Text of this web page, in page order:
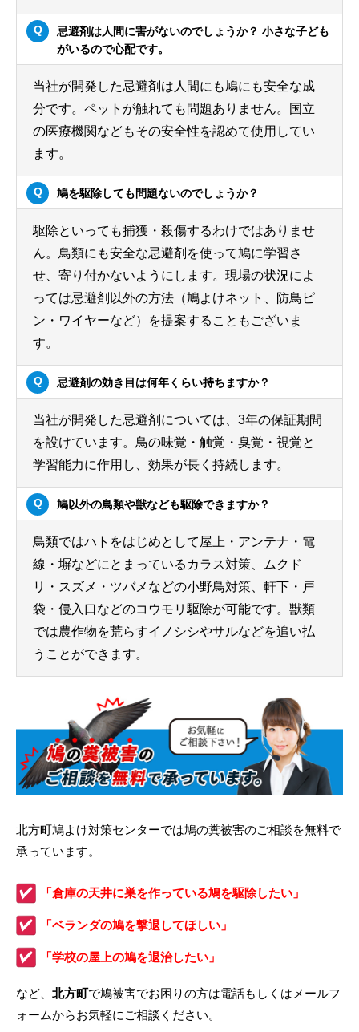
忌避剤は人間に害がないのでしょうか？ 小さな子ども
がいるので心配です。
当社が開発した忌避剤は人間にも鳩にも安全な成
分です。ペットが触れても問題ありません。国立
の医療機関などもその安全性を認めて使用してい
ます。
鳩を駆除しても問題ないのでしょうか？
駆除といっても捕獲・殺傷するわけではありませ
ん。鳥類にも安全な忌避剤を使って鳩に学習さ
せ、寄り付かないようにします。現場の状況によ
っては忌避剤以外の方法（鳩よけネット、防鳥ピ
ン・ワイヤーなど）を提案することもございま
す。
忌避剤の効き目は何年くらい持ちますか？
当社が開発した忌避剤については、3年の保証期間
を設けています。鳥の味覚・触覚・臭覚・視覚と
学習能力に作用し、効果が長く持続します。
鳩以外の鳥類や獣なども駆除できますか？
鳥類ではハトをはじめとして屋上・アンテナ・電
線・塀などにとまっているカラス対策、ムクド
リ・スズメ・ツバメなどの小野鳥対策、軒下・戸
袋・侵入口などのコウモリ駆除が可能です。獣類
では農作物を荒らすイノシシやサルなどを追い払
うことができます。
北方町鳩よけ対策センターでは鳩の糞被害のご相談を無料で
承っています。
「倉庫の天井に巣を作っている鳩を駆除したい」
「ベランダの鳩を撃退してほしい」
「学校の屋上の鳩を退治したい」
など、 北方町で鳩被害でお困りの方は電話もしくはメールフ
ォームからお気軽にご相談ください。